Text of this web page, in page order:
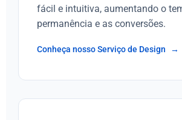
fácil e intuitiva, aumentando o
permanência e as conversões.
Conheça nosso Serviço de Design